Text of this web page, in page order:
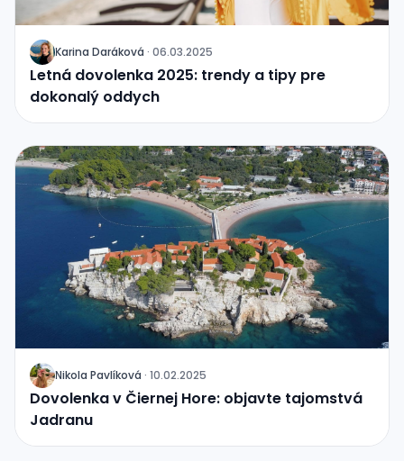
J Karina Daráková · 06.03.2025
Letná dovolenka 2025: trendy a tipy pre
dokonalý oddych
J Nikola Pavlíková · 10.02.2025
Dovolenka v Čiernej Hore: objavte tajomstvá
Jadranu